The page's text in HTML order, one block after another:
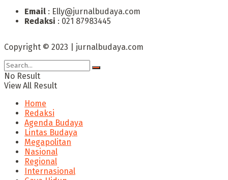
Email : Elly@jurnalbudaya.com
Redaksi : 021 87983445
Copyright © 2023 | jurnalbudaya.com
No Result
View All Result
Home
Redaksi
Agenda Budaya
Lintas Budaya
Megapolitan
Nasional
Regional
Internasional